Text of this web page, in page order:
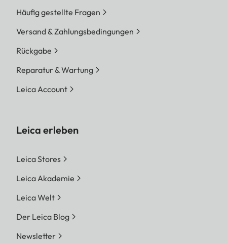
Häufig gestellte Fragen
Versand & Zahlungsbedingungen
Rückgabe
Reparatur & Wartung
Leica Account
Leica erleben
Leica Stores
Leica Akademie
Leica Welt
Der Leica Blog
Newsletter